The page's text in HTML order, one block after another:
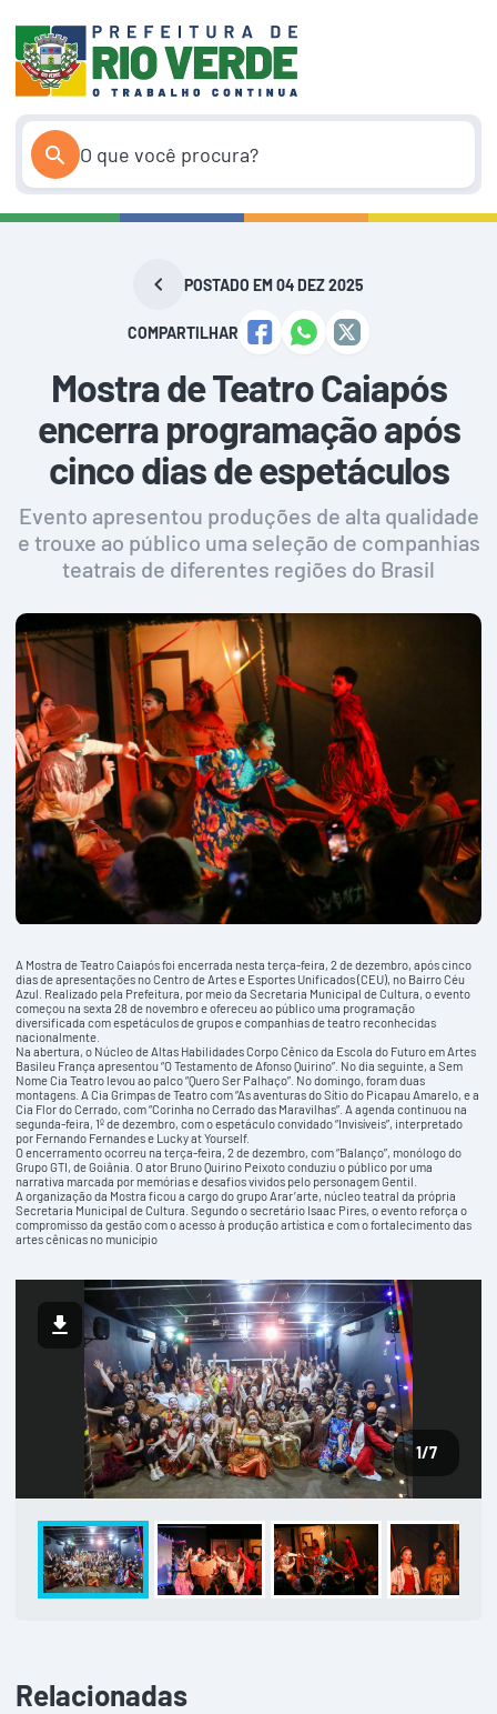
conteúdo
POSTADO EM 04 DEZ 2025
COMPARTILHAR
Mostra de Teatro Caiapós
encerra programação após
cinco dias de espetáculos
Evento apresentou produções de alta qualidade
e trouxe ao público uma seleção de companhias
teatrais de diferentes regiões do Brasil
A Mostra de Teatro Caiapós foi encerrada nesta terça-feira, 2 de dezembro, após cinco
dias de apresentações no Centro de Artes e Esportes Unificados (CEU), no Bairro Céu
Azul. Realizado pela Prefeitura, por meio da Secretaria Municipal de Cultura, o evento
começou na sexta 28 de novembro e ofereceu ao público uma programação
diversificada com espetáculos de grupos e companhias de teatro reconhecidas
nacionalmente.
Na abertura, o Núcleo de Altas Habilidades Corpo Cênico da Escola do Futuro em Artes
Basileu França apresentou “O Testamento de Afonso Quirino”. No dia seguinte, a Sem
Nome Cia Teatro levou ao palco “Quero Ser Palhaço”. No domingo, foram duas
montagens. A Cia Grimpas de Teatro com “As aventuras do Sítio do Picapau Amarelo, e a
Cia Flor do Cerrado, com “Corinha no Cerrado das Maravilhas”. A agenda continuou na
segunda-feira, 1º de dezembro, com o espetáculo convidado “Invisíveis”, interpretado
por Fernando Fernandes e Lucky at Yourself.
O encerramento ocorreu na terça-feira, 2 de dezembro, com “Balanço”, monólogo do
Grupo GTI, de Goiânia. O ator Bruno Quirino Peixoto conduziu o público por uma
narrativa marcada por memórias e desafios vividos pelo personagem Gentil.
A organização da Mostra ficou a cargo do grupo Arar’arte, núcleo teatral da própria
Secretaria Municipal de Cultura. Segundo o secretário Isaac Pires, o evento reforça o
compromisso da gestão com o acesso à produção artística e com o fortalecimento das
artes cênicas no município
1/7
Relacionadas